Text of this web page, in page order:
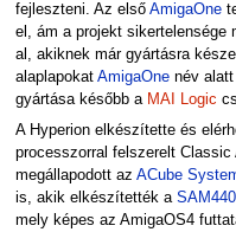
fejleszteni. Az első AmigaOne
el, ám a projekt sikertelensége
al, akiknek már gyártásra
alaplapokat AmigaOnenév alatt
gyártása később a MAI Logic
A Hyperion elkészítette és
processzorral felszerelt
megállapodott az ACube
is, akik elkészítették a
mely képes az AmigaOS4